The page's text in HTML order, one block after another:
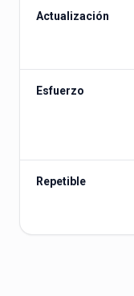
Actualización
Esfuerzo
Repetible